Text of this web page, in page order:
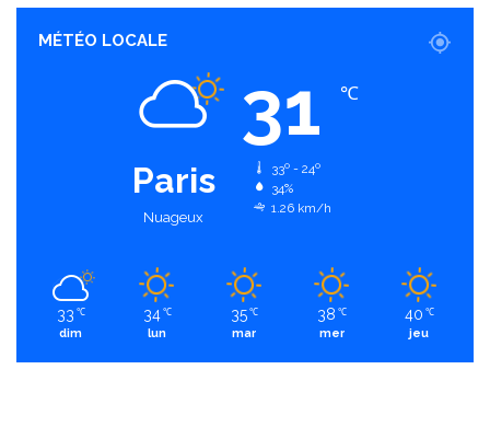
MÉTÉO LOCALE
Paris
Nuageux
31 ℃
33º - 24º
34%
1.26 km/h
33 ℃
dim
34 ℃
lun
35 ℃
mar
38 ℃
mer
40 ℃
jeu